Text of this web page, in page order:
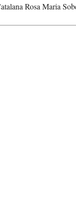
Rosa Maria